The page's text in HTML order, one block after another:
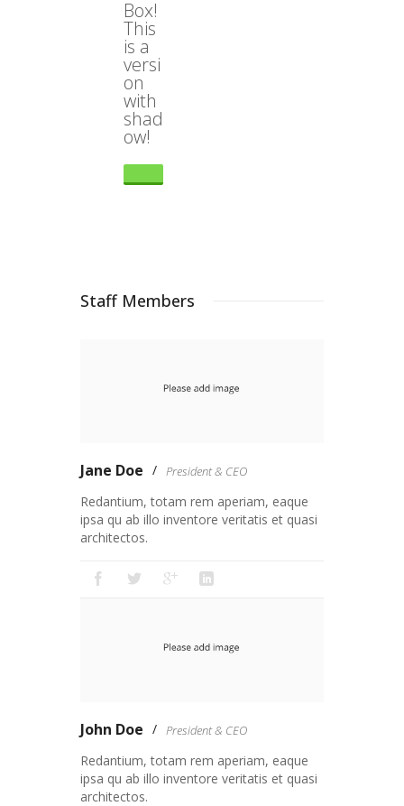
Box!
This
is a
versi
on
with
shad
ow!
Staff Members
Jane Doe President & CEO
Redantium, totam rem aperiam, eaque
ipsa qu ab illo inventore veritatis et quasi
architectos.
John Doe President & CEO
Redantium, totam rem aperiam, eaque
ipsa qu ab illo inventore veritatis et quasi
architectos.